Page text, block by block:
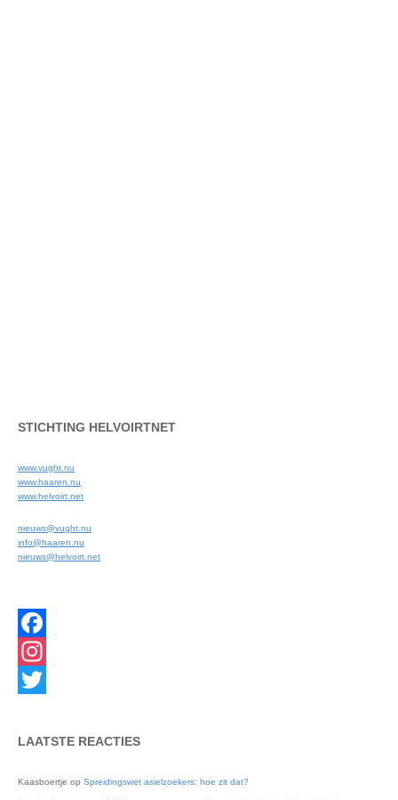
STICHTING HELVOIRTNET
www.vught.nu
www.haaren.nu
www.helvoirt.net
nieuws@vught.nu
info@haaren.nu
nieuws@helvoirt.net
Facebook
Instagram
LAATSTE REACTIES
Kaasboertje op Spreidingswet asielzoekers: hoe zit dat?